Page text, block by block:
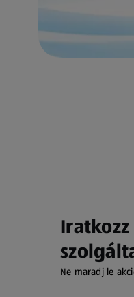
(új oldalon nyílik
Ne maradj le